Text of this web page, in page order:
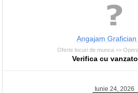
Angajam Grafician
Oferte locuri de munca >>
Verifica cu
Iunie 24, 2026